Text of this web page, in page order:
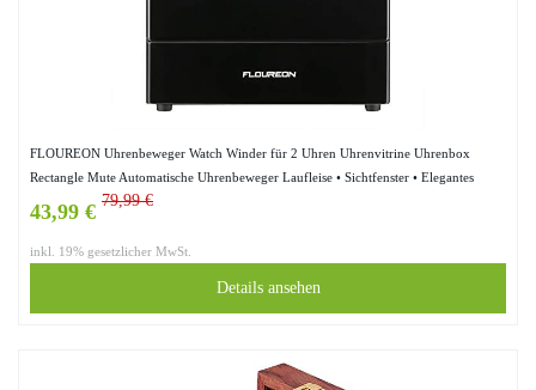
FLOUREON Uhrenbeweger Watch Winder für 2 Uhren Uhrenvitrine Uhrenbox
Rectangle Mute Automatische Uhrenbeweger Laufleise • Sichtfenster • Elegantes
Design • Schwarze Samtkissen
43,99 € 79,99 €
inkl. 19% gesetzlicher MwSt.
Details ansehen